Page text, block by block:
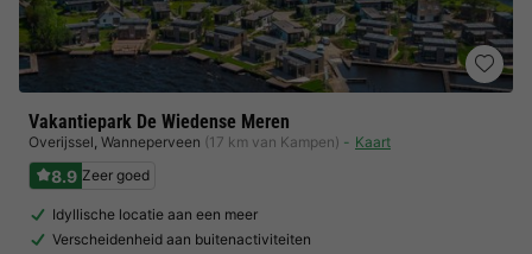
Vakantiepark De Wiedense Meren
Overijssel, Wanneperveen (17 km van Kampen) Kaart
8.9 Zeer goed
Idyllische locatie aan een meer
Verscheidenheid aan buitenactiviteiten